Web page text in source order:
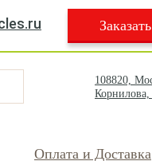
108820,
Корнилова,
Оплата и Доставка